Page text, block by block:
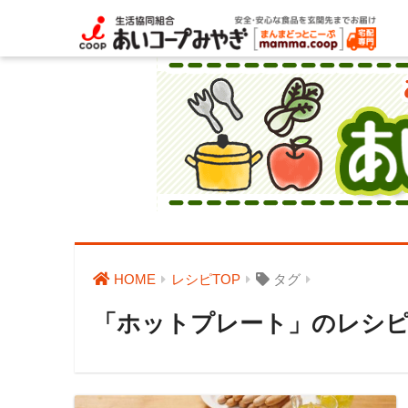
HOME レシピTOP タグ
「ホットプレート」のレシ